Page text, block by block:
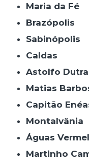
Maria da Fé
Brazópolis
Sabinópolis
Caldas
Astolfo Dutra
Matias
Capitão
Montalvânia
Águas
Martinho